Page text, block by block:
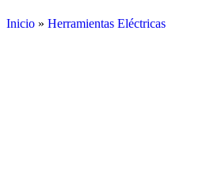
Inicio » Herramientas Eléctricas